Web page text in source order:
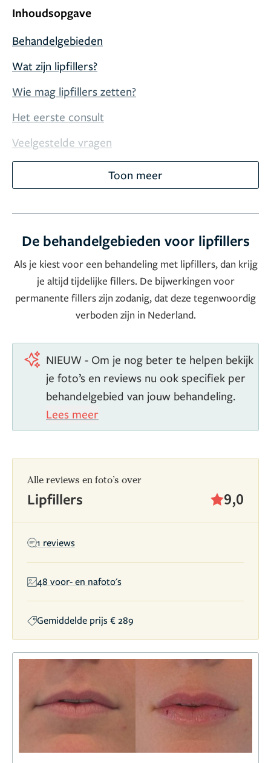
Inhoudsopgave
Behandelgebieden
Wat zijn lipfillers?
Wie mag lipfillers zetten?
Het eerste consult
Veelgestelde vragen
Toon meer
De behandelgebieden voor lipfillers
Als je kiest voor een behandeling met lipfillers, dan krijg
je altijd tijdelijke fillers. De bijwerkingen voor
permanente fillers zijn zodanig, dat deze tegenwoordig
verboden zijn in Nederland.
NIEUW - Om je nog beter te helpen bekijk
je foto’s en reviews nu ook specifiek per
behandelgebied van jouw behandeling.
Lees meer
Alle reviews en foto’s over
Lipfillers 9,0
1 reviews
48 voor- en nafoto's
Gemiddelde prijs € 289